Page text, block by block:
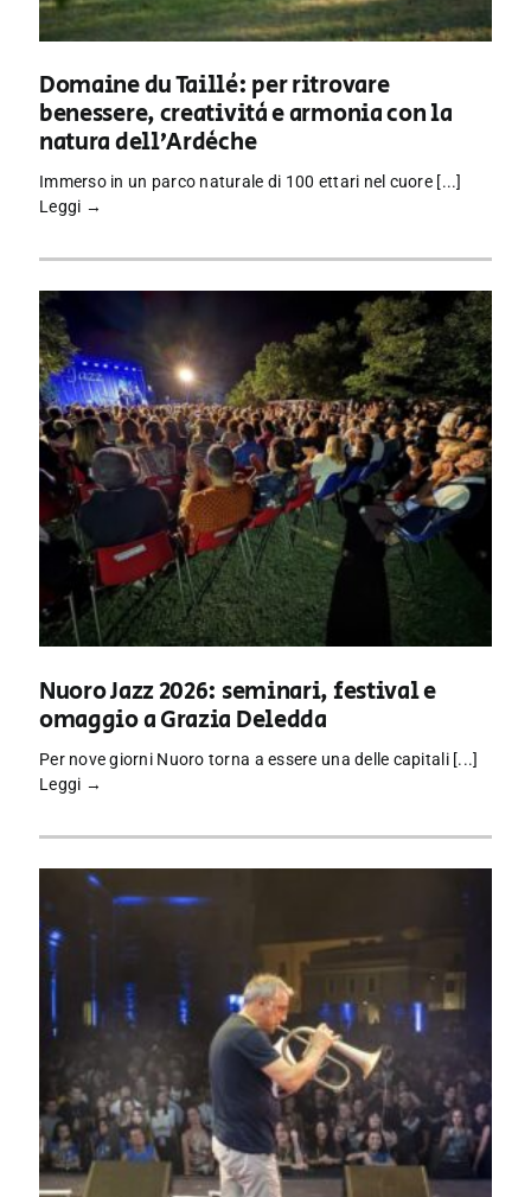
Domaine du Taillé: per ritrovare
benessere, creatività e armonia con la
natura dell’Ardèche
Immerso in un parco naturale di 100 ettari nel cuore [...]
Leggi →
Nuoro Jazz 2026: seminari, festival e
omaggio a Grazia Deledda
Per nove giorni Nuoro torna a essere una delle capitali [...]
Leggi →